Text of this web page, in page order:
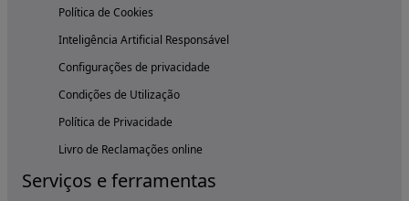
Política de Cookies
Inteligência Artificial Responsável
Configurações de privacidade
Condições de Utilização
Política de Privacidade
Livro de Reclamações online
Serviços e ferramentas